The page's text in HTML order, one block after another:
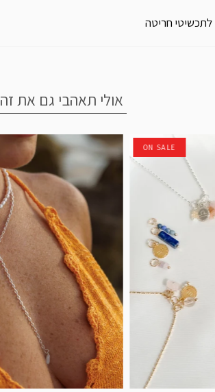
לתכשיטי חריטה
אולי תאהבי גם את זה
ON SALE